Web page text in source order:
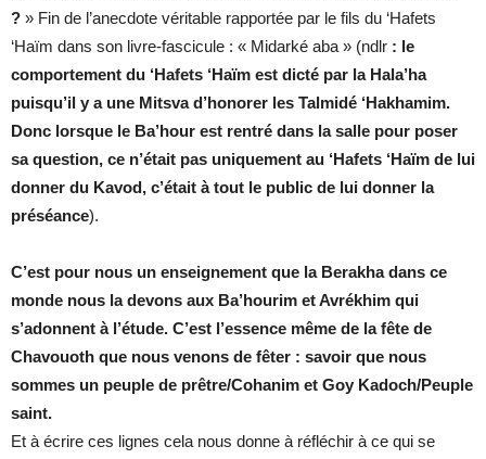
? » Fin de l’anecdote véritable rapportée par le fils du ‘Hafets
‘Haïm dans son livre-fascicule : « Midarké aba » (ndlr : le
comportement du ‘Hafets ‘Haïm est dicté par la Hala’ha
puisqu’il y a une Mitsva d’honorer les Talmidé ‘Hakhamim.
Donc lorsque le Ba’hour est rentré dans la salle pour poser
sa question, ce n’était pas uniquement au ‘Hafets ‘Haïm de lui
donner du Kavod, c’était à tout le public de lui donner la
préséance).
C’est pour nous un enseignement que la Berakha dans ce
monde nous la devons aux Ba’hourim et Avrékhim qui
s’adonnent à l’étude. C’est l’essence même de la fête de
Chavouoth que nous venons de fêter : savoir que nous
sommes un peuple de prêtre/Cohanim et Goy Kadoch/Peuple
saint.
Et à écrire ces lignes cela nous donne à réfléchir à ce qui se